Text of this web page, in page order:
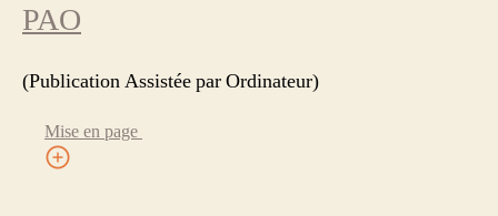
PAO
(Publication Assistée par Ordinateur)
Mise en page